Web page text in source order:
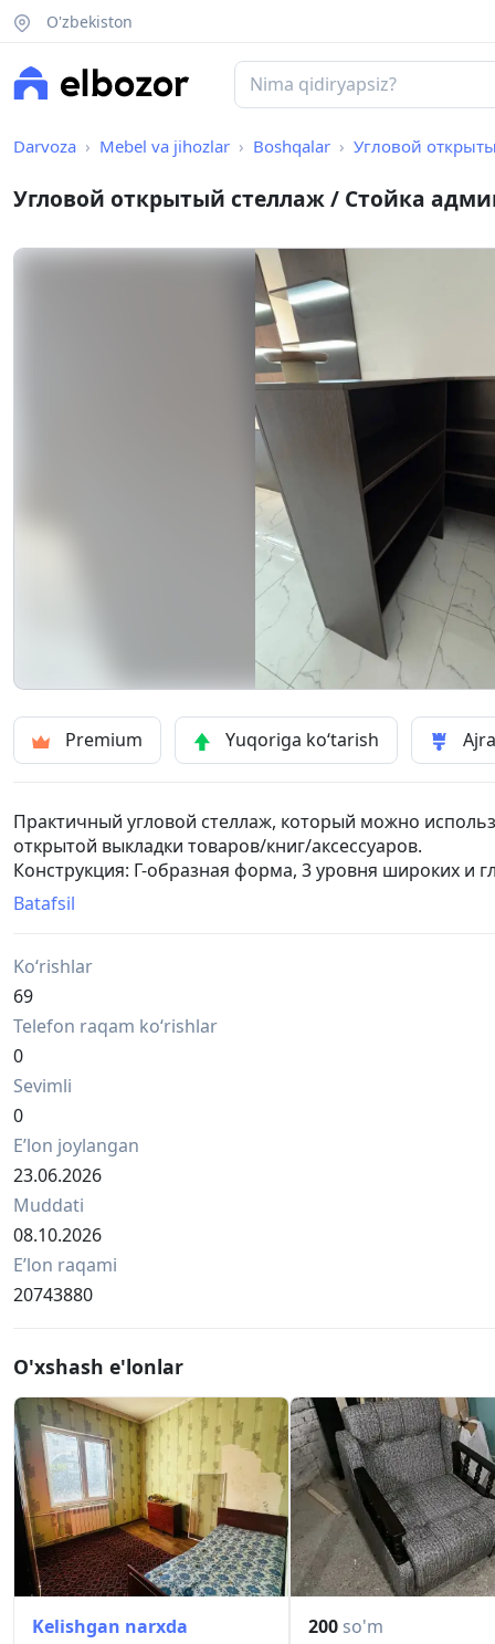
O'zbekiston
Darvoza Mebel va jihozlar Boshqalar Угловой
Угловой открытый стеллаж / Стойка
Premium Yuqoriga ko‘tarish
Практичный угловой стеллаж, который можно
открытой выкладки товаров/книг/аксессуаров.
Конструкция: Г-образная форма, 3 уровня широких и
ставить стеллаж как к стене, так и торцом.
Batafsil
Ko‘rishlar
69
Telefon raqam ko‘rishlar
0
Sevimli
0
Eʼlon joylangan
23.06.2026
Muddati
08.10.2026
Eʼlon raqami
20743880
O'xshash e'lonlar
Kelishgan narxda
200 so'm